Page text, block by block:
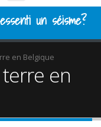
un séisme?
en Belgique
en